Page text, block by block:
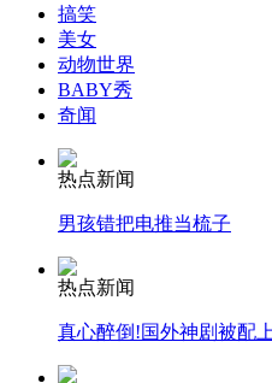
女孩北京地铁殴打老人
无痛分娩是否安全 医生回
外交部：有关国家言论片
搞笑
美女
动物世界
BABY秀
奇闻
热点新闻
男孩错把电推当梳子
热点新闻
真心醉倒!国外神剧被配